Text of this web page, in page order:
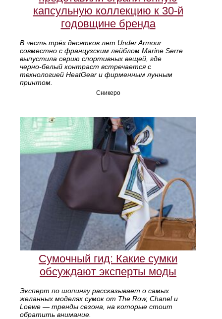
капсульную коллекцию к 30‑й
годовщине бренда
В честь трёх десятков лет Under Armour
совместно с французским лейблом Marine Serre
выпустила серию спортивных вещей, где
черно‑белый контраст встречается с
технологией HeatGear и фирменным лунным
принтом.
Сникеро
Сумочный гид: Какие сумки
обсуждают эксперты моды
Эксперт по шопингу рассказывает о самых
желанных моделях сумок от The Row, Chanel и
Loewe — тренды сезона, на которые стоит
обратить внимание.